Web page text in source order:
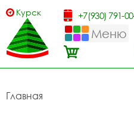
Курск +7(930) 791-
Меню
Главная